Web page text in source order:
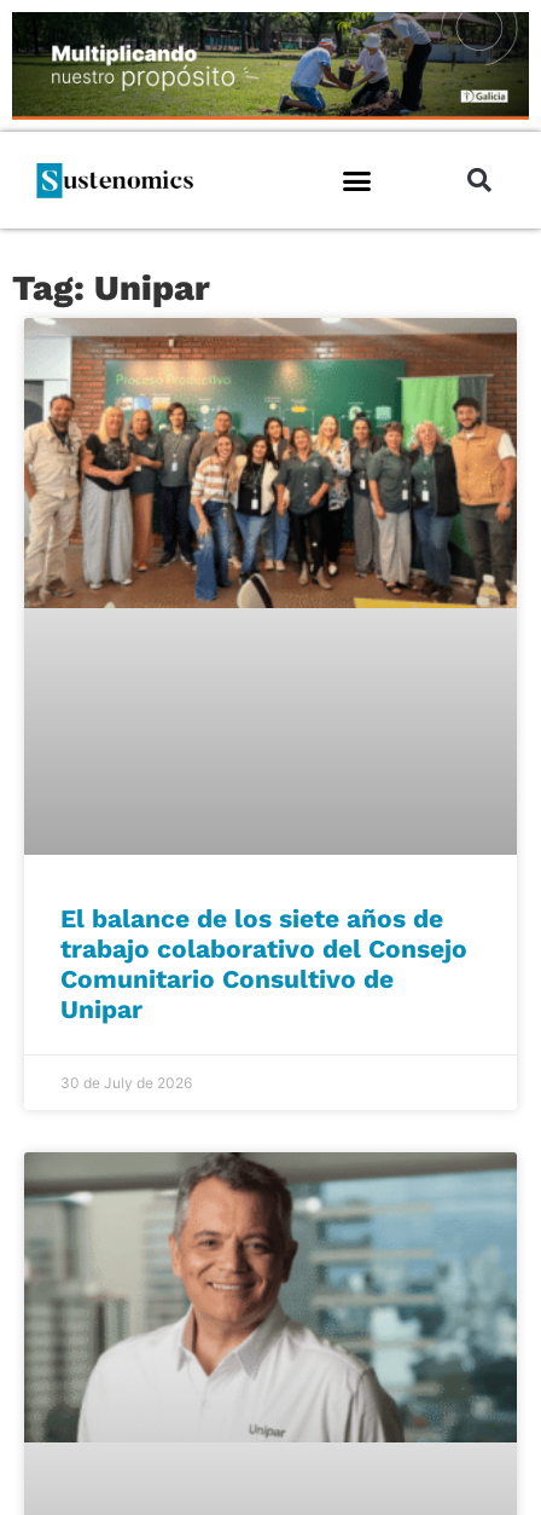
Tag: Unipar
El balance de los siete años de
trabajo colaborativo del Consejo
Comunitario Consultivo de
Unipar
30 de July de 2026